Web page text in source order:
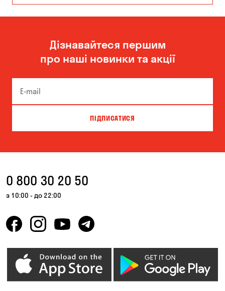
Кам'янське Київ
Одеса Олександрівка
Чорноморськ
Дізнавайтеся першим
про наші новинки та акції
ПІДПИСАТИСЯ
0 800 30 20 50
з 10:00 - до 22:00